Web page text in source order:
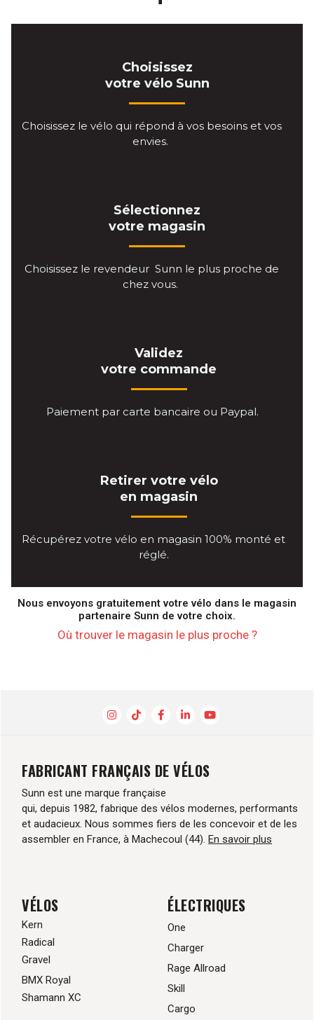
Choisissez
votre vélo Sunn
Choisissez le vélo qui répond à vos besoins et vos
envies.
Sélectionnez
votre magasin
Choisissez le revendeur Sunn le plus proche de
chez vous.
Validez
votre commande
Paiement par carte bancaire ou Paypal.
Retirer votre vélo
en magasin
Récupérez votre vélo en magasin 100% monté et
réglé.
Nous envoyons gratuitement votre vélo dans le magasin
partenaire Sunn de votre choix.
Où trouver le magasin le plus proche ?
FABRICANT FRANÇAIS DE VÉLOS
Sunn est une marque française
qui, depuis 1982, fabrique des vélos modernes, performants
et audacieux. Nous sommes fiers de les concevoir et de les
assembler en France, à Machecoul (44). En savoir plus
VÉLOS
Kern
Radical
Gravel
BMX Royal
Shamann XC
ÉLECTRIQUES
One
Charger
Rage Allroad
Skill
Cargo